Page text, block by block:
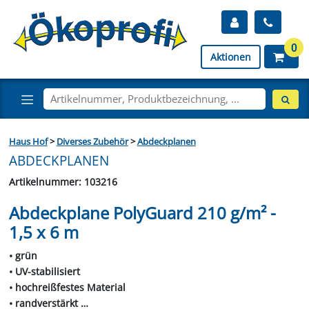
Aktionen
0
Haus Hof>Diverses Zubehör>Abdeckplanen
ABDECKPLANEN
Artikelnummer: 103216
Abdeckplane PolyGuard 210 g/m² -
1,5 x 6 m
• grün
• UV-stabilisiert
• hochreißfestes Material
• randverstärkt